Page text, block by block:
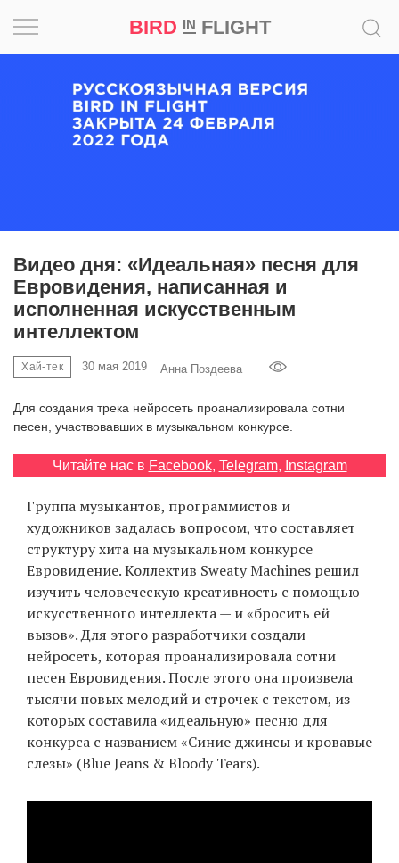
BIRD INFLIGHT
Видео дня: «Идеальная» песня для
Евровидения, написанная и
исполненная искусственным
интеллектом
Хай-тек 30 мая 2019 Анна Поздеева
Для создания трека нейросеть проанализировала сотни
песен, участвовавших в музыкальном конкурсе.
Читайте нас в Facebook, Telegram, Instagram
Группа музыкантов, программистов и
художников задалась вопросом, что составляет
структуру хита на музыкальном конкурсе
Евровидение. Коллектив Sweaty Machines решил
изучить человеческую креативность с помощью
искусственного интеллекта — и «бросить ей
вызов». Для этого разработчики создали
нейросеть, которая проанализировала сотни
песен Евровидения. После этого она произвела
тысячи новых мелодий и строчек с текстом, из
которых составила «идеальную» песню для
конкурса с названием «Синие джинсы и кровавые
слезы» (Blue Jeans & Bloody Tears).